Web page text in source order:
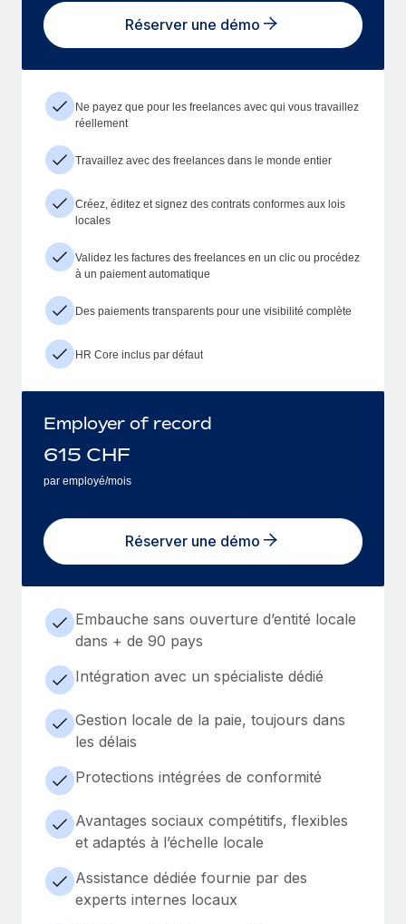
Réserver une démo
Ne payez que pour les freelances avec qui vous travaillez
réellement
Travaillez avec des freelances dans le monde entier
Créez, éditez et signez des contrats conformes aux lois
locales
Validez les factures des freelances en un clic ou procédez
à un paiement automatique
Des paiements transparents pour une visibilité complète
HR Core inclus par défaut
Employer of record
615 CHF
par employé/mois
Réserver une démo
Embauche sans ouverture d’entité locale
dans + de 90 pays
Intégration avec un spécialiste dédié
Gestion locale de la paie, toujours dans
les délais
Protections intégrées de conformité
Avantages sociaux compétitifs, flexibles
et adaptés à l’échelle locale
Assistance dédiée fournie par des
experts internes locaux